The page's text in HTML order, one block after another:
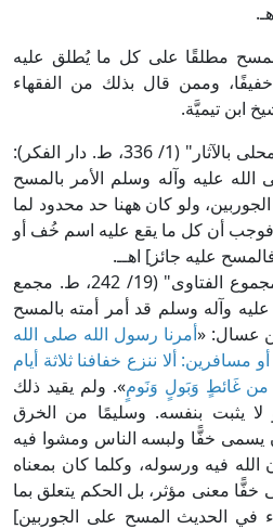
مطلقًا على كل ما يُطلق عليه
وممن قال بذلك من الفقهاء
ابن تيميَّة.
قال العلامة ابن حزم في "المحلى بالآثار" (1/ 336، ط. دار الفكر):
عليه وآله وسلم الأمر بالمسح
ولو كان ههنا حد محدود لما
فوجب أن كل ما يقع عليه اسم خُف أو
عليه جائز] اهــ.
وقال الشيخ ابن تيمية في "مجموع الفتاوى" (19/ 242، ط. مجمع
وآله وسلم قد أمر أمته بالمسح
عسال: «أمرنا رسول الله صلى الله
مسافرين: ألا ننزع خفافنا ثلاثة أيام
من غَائطٍ وَبَولٍ وَنَومٍ». ولم يقيد ذلك
يثبت بنفسه. وسليمًا من الخرق
يسمى خفًّا ولبسه الناس ومشوا فيه
فيه ورسوله، وكلما كان بمعناه
معنى مؤثر، بل الحكم يتعلق بما
في الحديث المسح على الجوربين]